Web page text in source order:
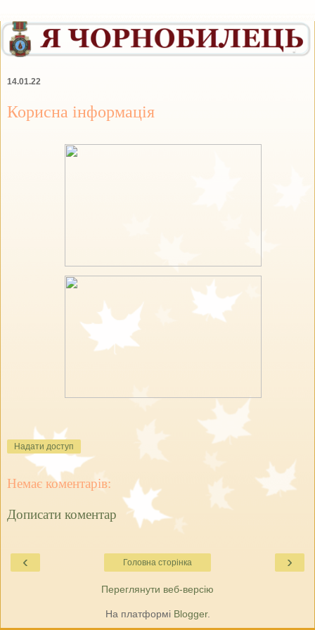
14.01.22
Корисна інформація
Надати доступ
Немає коментарів:
Дописати коментар
‹ ›
Головна сторінка
Переглянути веб-версію
На платформі Blogger.